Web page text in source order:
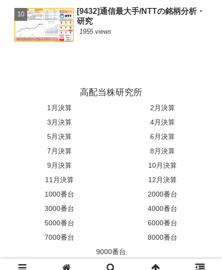
[9432]通信最大手/NTTの銘柄分析・
研究
1955 views
高配当株研究所
1月決算
2月決算
3月決算
4月決算
5月決算
6月決算
7月決算
8月決算
9月決算
10月決算
11月決算
12月決算
1000番台
2000番台
3000番台
4000番台
5000番台
6000番台
7000番台
8000番台
9000番台